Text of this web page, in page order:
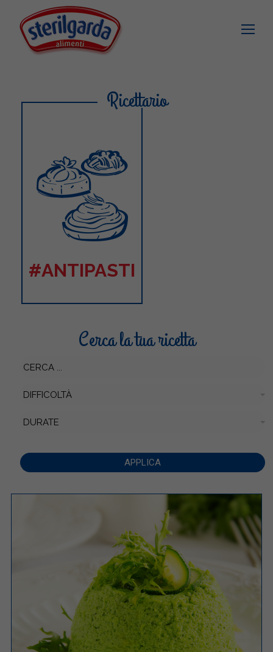
Ricettario
#ANTIPASTI
Cerca la tua ricetta